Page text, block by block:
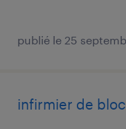
publié le 25
infirmier de